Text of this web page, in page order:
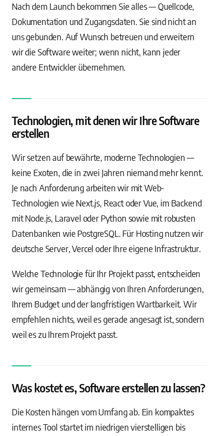
Nach dem Launch bekommen Sie alles — Quellcode,
Dokumentation und Zugangsdaten. Sie sind nicht an
uns gebunden. Auf Wunsch betreuen und erweitern
wir die Software weiter; wenn nicht, kann jeder
andere Entwickler übernehmen.
Technologien, mit denen wir Ihre Software
erstellen
Wir setzen auf bewährte, moderne Technologien —
keine Exoten, die in zwei Jahren niemand mehr kennt.
Je nach Anforderung arbeiten wir mit Web-
Technologien wie Next.js, React oder Vue, im Backend
mit Node.js, Laravel oder Python sowie mit robusten
Datenbanken wie PostgreSQL. Für Hosting nutzen wir
deutsche Server, Vercel oder Ihre eigene Infrastruktur.
Welche Technologie für Ihr Projekt passt, entscheiden
wir gemeinsam — abhängig von Ihren Anforderungen,
Ihrem Budget und der langfristigen Wartbarkeit. Wir
empfehlen nichts, weil es gerade angesagt ist, sondern
weil es zu Ihrem Projekt passt.
Was kostet es, Software erstellen zu lassen?
Die Kosten hängen vom Umfang ab. Ein kompaktes
internes Tool startet im niedrigen vierstelligen bis